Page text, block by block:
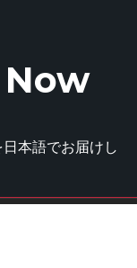
日本語でお届けし